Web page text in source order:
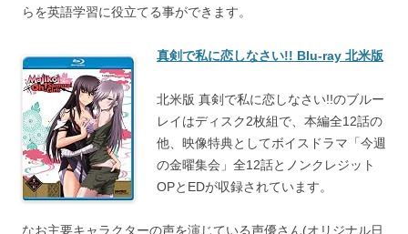
らを英語学習に役立てる事ができます。
真剣で私に恋しなさい!! Blu-ray 北米版
北米版 真剣で私に恋しなさい!!のブルー
レイはディスク2枚組で、本編全12話の
他、映像特典としてボイスドラマ「今週
の金曜集会」全12話とノンクレジット
OPとEDが収録されています。
なお主要キャラクターの声を演じている声優さん(オリジナル日